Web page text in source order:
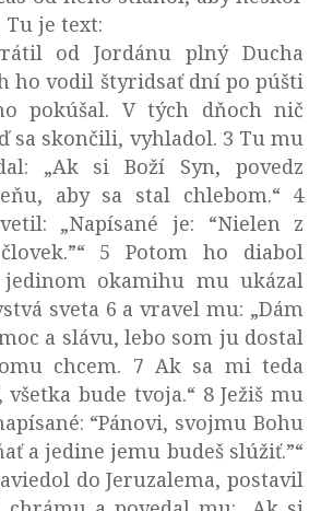
Tu je text:
od Jordánu plný Ducha
ho vodil štyridsať dní po púšti
pokúšal. V tých dňoch nič
sa skončili, vyhladol. 3 Tu mu
„Ak si Boží Syn, povedz
aby sa stal chlebom.“ 4
„Napísané je: “Nielen z
5 Potom ho diabol
okamihu mu ukázal
sveta 6 a vravel mu: „Dám
a slávu, lebo som ju dostal
chcem. 7 Ak sa mi teda
všetka bude tvoja.“ 8 Ježiš mu
“Pánovi, svojmu Bohu
a jedine jemu budeš slúžiť.”“
do Jeruzalema, postavil